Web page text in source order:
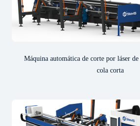
Máquina automática de corte por láser
cola corta